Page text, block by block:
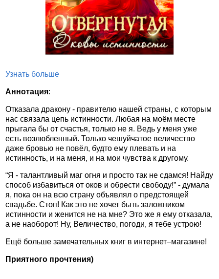
Узнать больше
Аннотация:
Отказала дракону - правителю нашей страны, с которым
нас связала цепь истинности. Любая на моём месте
прыгала бы от счастья, только не я. Ведь у меня уже
есть возлюбленный. Только чешуйчатое величество
даже бровью не повёл, будто ему плевать и на
истинность, и на меня, и на мои чувства к другому.
“Я - талантливый маг огня и просто так не сдамся! Найду
способ избавиться от оков и обрести свободу!” - думала
я, пока он на всю страну объявлял о предстоящей
свадьбе. Стоп! Как это не хочет быть заложником
истинности и женится не на мне? Это же я ему отказала,
а не наоборот! Ну, Величество, погоди, я тебе устрою!
Ещё больше замечательных книг в интернет–магазине!
Приятного прочтения)